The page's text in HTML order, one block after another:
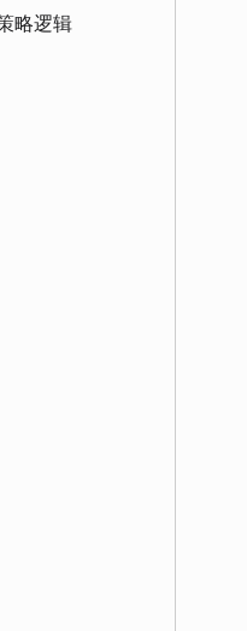
略逻辑